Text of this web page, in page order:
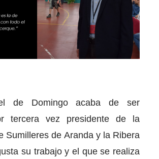
de Domingo acaba de ser
tercera vez presidente de la
Sumilleres de Aranda y la Ribera
su trabajo y el que se realiza